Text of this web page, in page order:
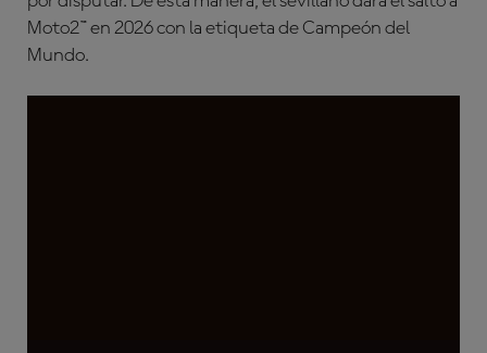
Moto2™ en 2026 con la etiqueta de Campeón del
Mundo.